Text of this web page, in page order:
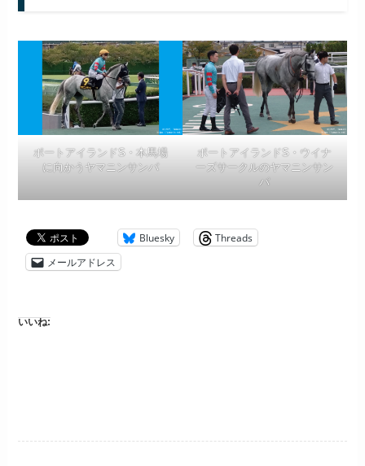
ポートアイランドS・本馬場
に向かうヤマニンサンパ
ポートアイランドS・ウイナ
ーズサークルのヤマニンサン
パ
Bluesky
Threads
メールアドレス
いいね: